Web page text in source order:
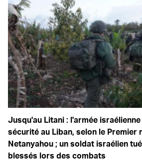
Jusqu'au Litani : l'armée
sécurité au Liban, selon le Premier
Netanyahou ; un soldat israélien
blessés lors des combats